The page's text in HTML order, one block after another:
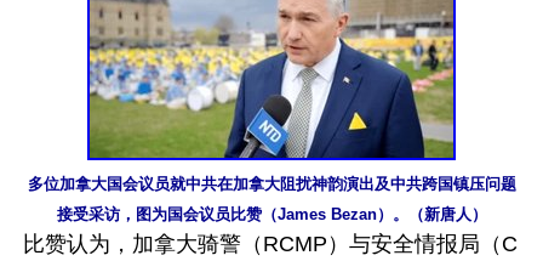
多位加拿大国会议员就中共在加拿大阻扰神韵演出及中共跨国镇压问题
接受采访，图为国会议员比赞（James Bezan）。（新唐人）
比赞认为，加拿大骑警（RCMP）与安全情报局（C